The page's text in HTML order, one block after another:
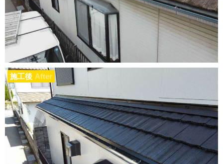
施工後 After